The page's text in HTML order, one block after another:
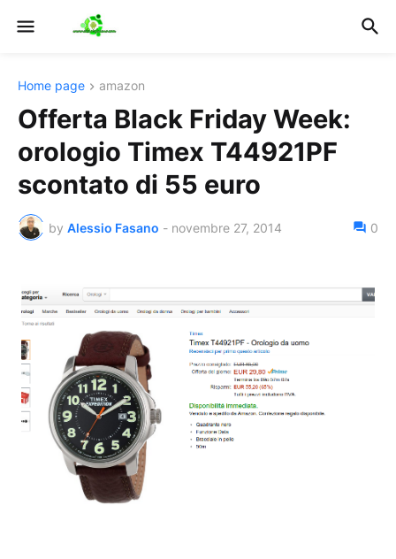
Home page amazon
Offerta Black Friday Week:
orologio Timex T44921PF
scontato di 55 euro
by Alessio Fasano - novembre 27, 2014 0